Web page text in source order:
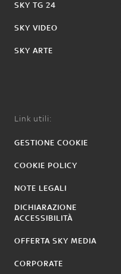
SKY TG 24
SKY VIDEO
SKY ARTE
Link utili:
GESTIONE COOKIE
COOKIE POLICY
NOTE LEGALI
DICHIARAZIONE
ACCESSIBILITÀ
OFFERTA SKY MEDIA
CORPORATE